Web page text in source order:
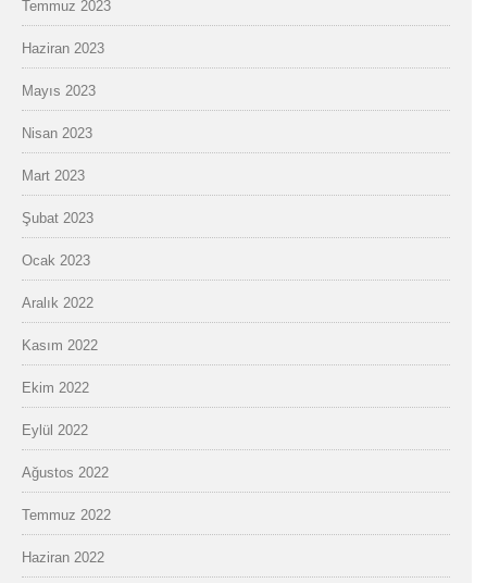
Temmuz 2023
Haziran 2023
Mayıs 2023
Nisan 2023
Mart 2023
Şubat 2023
Ocak 2023
Aralık 2022
Kasım 2022
Ekim 2022
Eylül 2022
Ağustos 2022
Temmuz 2022
Haziran 2022